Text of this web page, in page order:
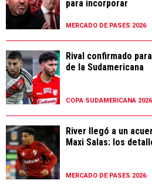
para incorporar
MERCADO DE PASES 2026
Rival confirmado
de la Sudamericana
COPA SUDAMERICANA 2026
River llegó a un
Maxi Salas: los
MERCADO DE PASES 2026